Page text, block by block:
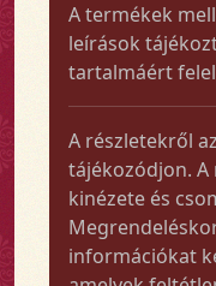
A termékek
leírások
tartalmáért
A részletekről
tájékozódjon.
kinézete és
információkat